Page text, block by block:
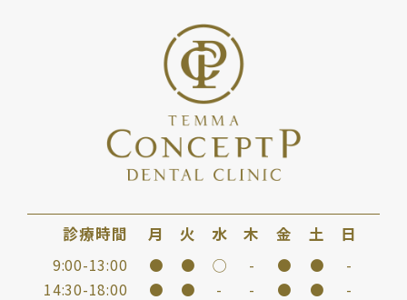
診療時間 月 火 水 木 金 土 日
9:00-13:00 ● ● ◯ - ● ●
-
14:30-18:00
● ● - - ● ●
-